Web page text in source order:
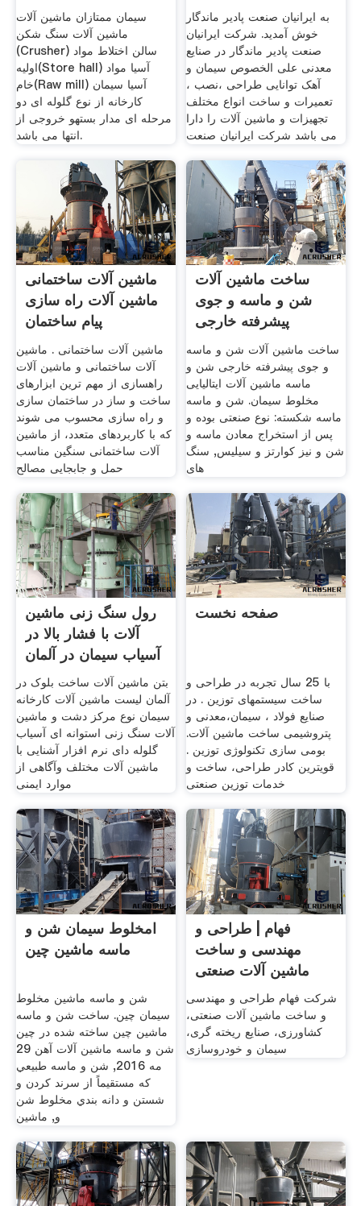
سیمان ممتازان ماشین آلات
ماشین آلات سنگ شکن
(Crusher) سالن اختلاط مواد
اولیه(Store hall) آسیا مواد
خام(Raw mill) آسیا سیمان
کارخانه از نوع گلوله ای دو
مرحله ای مدار بستهو خروجی از
انتها می باشد.
به ایرانیان صنعت پادیر ماندگار
خوش آمدید. شرکت ایرانیان
صنعت پادیر ماندگار در صنایع
معدنی علی الخصوص سیمان و
آهک توانایی طراحی ،نصب ،
تعمیرات و ساخت انواع مختلف
تجهیزات و ماشین آلات را دارا
می باشد شرکت ایرانیان صنعت
ماشین آلات ساختمانی
ماشین آلات راه سازی
پیام ساختمان
ماشین آلات ساختمانی . ماشین
آلات ساختمانی و ماشین آلات
راهسازی از مهم ترین ابزارهای
ساخت و ساز در ساختمان سازی
و راه سازی محسوب می شوند
که با کاربردهای متعدد، از ماشین
آلات ساختمانی سنگین مناسب
حمل و جابجایی مصالح
ساخت ماشین آلات
شن و ماسه و جوی
پیشرفته خارجی
ساخت ماشین آلات شن و ماسه
و جوی پیشرفته خارجی شن و
ماسه ماشین آلات ایتالیایی
مخلوط سیمان. شن و ماسه
ماسه شکسته: نوع صنعتی بوده و
پس از استخراج معادن ماسه و
شن و نیز کوارتز و سیلیس, سنگ
های
رول سنگ زنی ماشین
آلات با فشار بالا در
آسیاب سیمان در آلمان
بتن ماشین آلات ساخت بلوک در
آلمان لیست ماشین آلات کارخانه
سیمان نوع مرکز دشت و ماشین
آلات سنگ زنی استوانه ای آسیاب
گلوله دای نرم افزار آشنایی با
ماشین آلات مختلف وآگاهی از
موارد ایمنی
صفحه نخست
با 25 سال تجربه در طراحی و
ساخت سیستمهای توزین . در
صنایع فولاد ، سیمان،معدنی و
پتروشیمی ساخت ماشین آلات.
بومی سازی تکنولوژی توزین .
قویترین کادر طراحی، ساخت و
خدمات توزین صنعتی
امخلوط سیمان شن و
ماسه ماشین چین
شن و ماسه ماشین مخلوط
سیمان چین. ساخت شن و ماسه
ماشین چین ساخته شده در چین
شن و ماسه ماشین آلات آهن 29
مه 2016, شن و ماسه طبيعي
که مستقيماً از سرند کردن و
شستن و دانه بندي مخلوط شن
و, ماشین
فهام | طراحی و
مهندسی و ساخت
ماشین آلات صنعتی
شرکت فهام طراحی و مهندسی
و ساخت ماشین آلات صنعتی،
کشاورزی، صنایع ریخته گری،
سیمان و خودروسازی